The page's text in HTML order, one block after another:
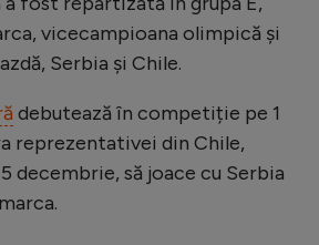
vicecampioana olimpică și
Serbia și Chile.
debutează în competiție pe 1
reprezentativei din Chile,
decembrie, să joace cu Serbia